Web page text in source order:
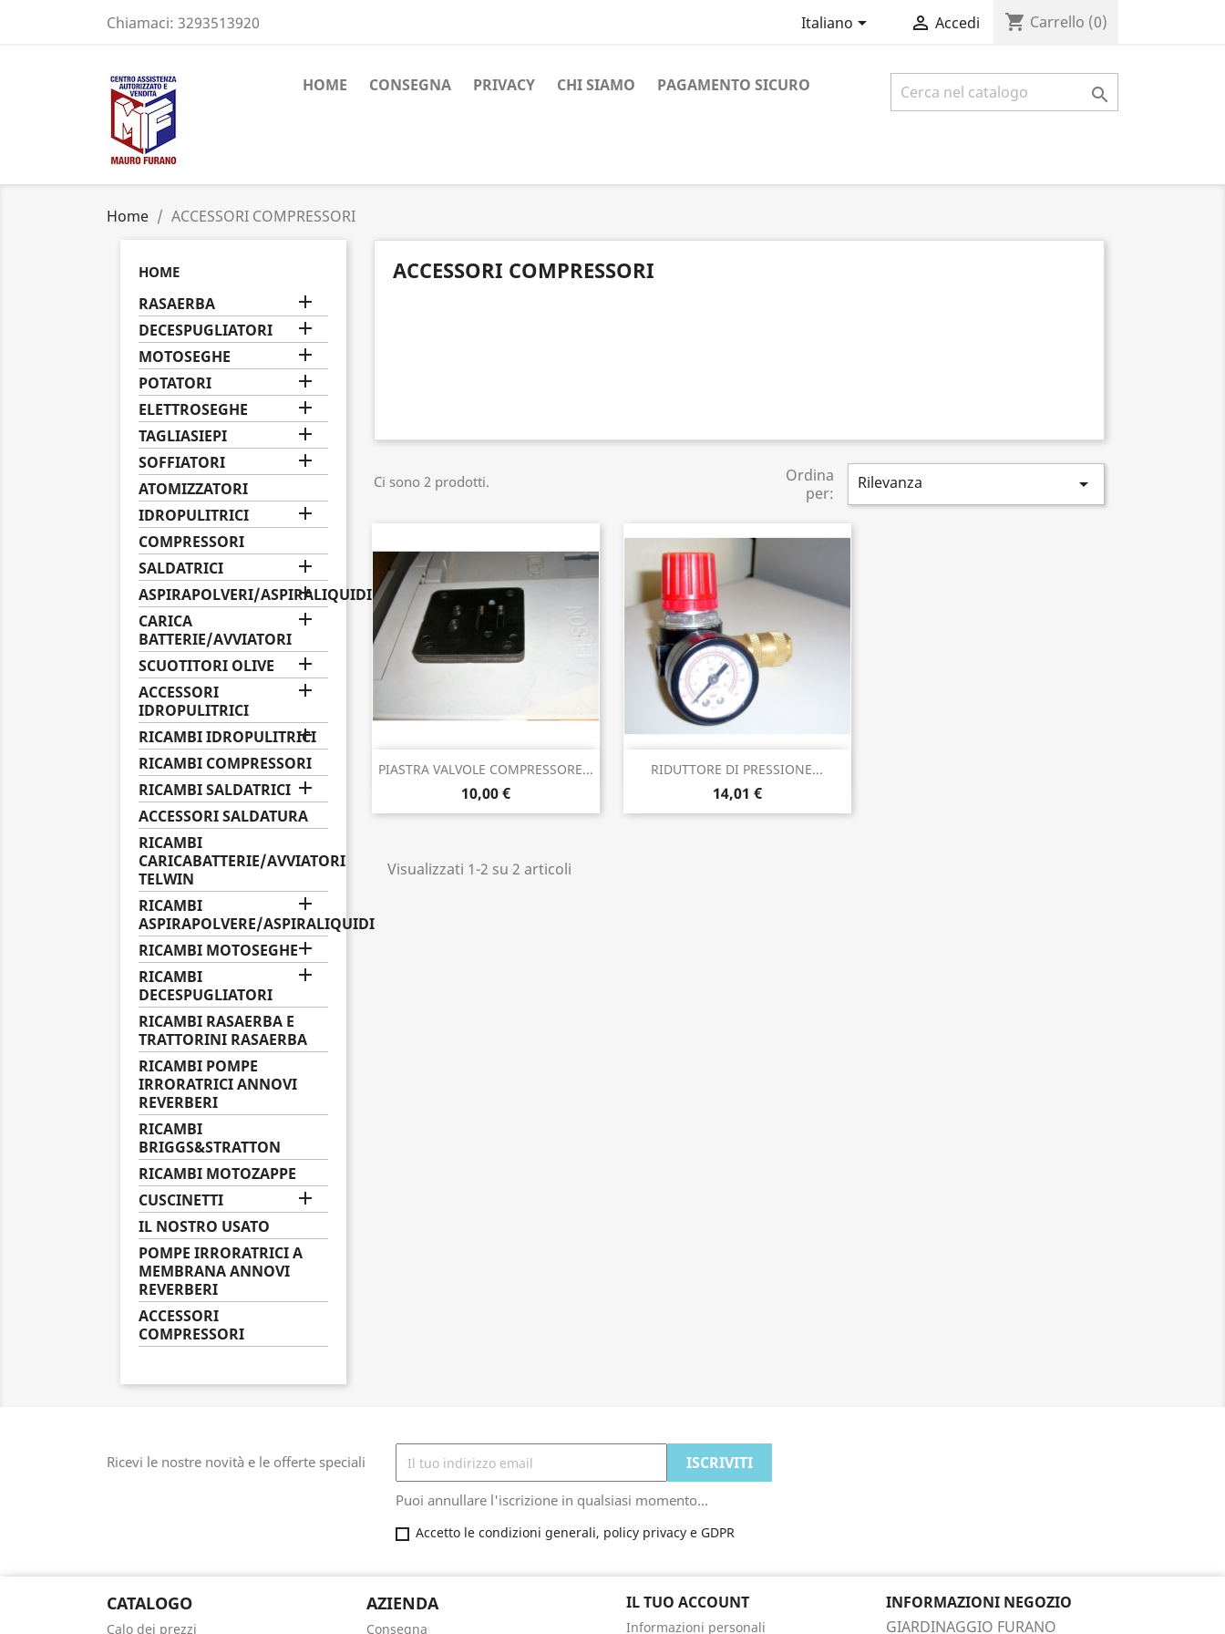
Chiamaci: 3293513920 Italiano  Accedi shopping_cart Carrello (0)
HOME CONSEGNA PRIVACY CHI SIAMO PAGAMENTO SICURO 
Home ACCESSORI COMPRESSORI
HOME
RASAERBA 
DECESPUGLIATORI 
MOTOSEGHE 
POTATORI 
ELETTROSEGHE 
TAGLIASIEPI 
SOFFIATORI 
ATOMIZZATORI
IDROPULITRICI

COMPRESSORI
SALDATRICI

ASPIRAPOLVERI/ASPIRALIQUIDI

CARICA
BATTERIE/AVVIATORI

SCUOTITORI OLIVE 
ACCESSORI
IDROPULITRICI

RICAMBI IDROPULITRICI

RICAMBI COMPRESSORI
RICAMBI SALDATRICI 
ACCESSORI SALDATURA
RICAMBI
CARICABATTERIE/AVVIATORI
TELWIN
RICAMBI
ASPIRAPOLVERE/ASPIRALIQUIDI

RICAMBI MOTOSEGHE
RICAMBI
DECESPUGLIATORI

RICAMBI RASAERBA E
TRATTORINI RASAERBA
RICAMBI POMPE
IRRORATRICI ANNOVI
REVERBERI
RICAMBI
BRIGGS&STRATTON
RICAMBI MOTOZAPPE
CUSCINETTI

IL NOSTRO USATO
POMPE IRRORATRICI A
MEMBRANA ANNOVI
REVERBERI
ACCESSORI
COMPRESSORI
ACCESSORI COMPRESSORI
Ci sono 2 prodotti.
Ordina
per:
Rilevanza 
PIASTRA VALVOLE COMPRESSORE...
10,00 €
Anteprima RIDUTTORE DI PRESSIONE...
14,01 €
Anteprima
Visualizzati 1-2 su 2 articoli
Ricevi le nostre novità e le offerte speciali
Puoi annullare l'iscrizione in qualsiasi momento...
Accetto le condizioni generali, policy privacy e GDPR
CATALOGO
Calo dei prezzi
AZIENDA
Consegna
IL TUO ACCOUNT
Informazioni personali
INFORMAZIONI NEGOZIO
GIARDINAGGIO FURANO